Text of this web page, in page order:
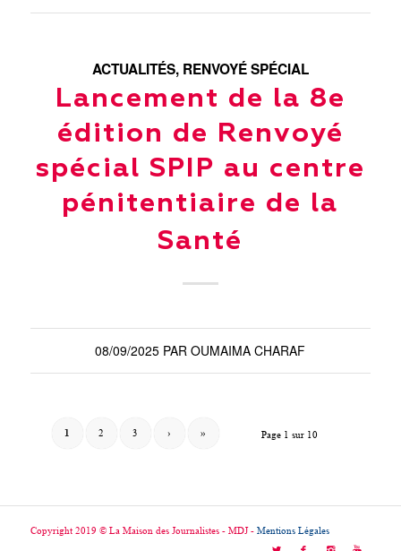
ACTUALITÉS, RENVOYÉ SPÉCIAL
Lancement de la 8e
édition de Renvoyé
spécial SPIP au centre
pénitentiaire de la
Santé
08/09/2025 PAROUMAIMA CHARAF
Page 1 sur 10
1 2 3 › »
Copyright 2019 © La Maison des Journalistes - MDJ - Mentions Légales